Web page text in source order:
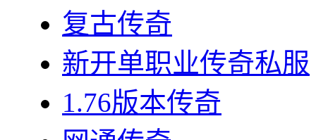
复古传奇
新开单职业传奇私服
1.76版本传奇